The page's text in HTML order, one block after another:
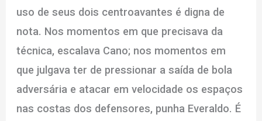
uso de seus dois centroavantes é digna de
nota. Nos momentos em que precisava da
técnica, escalava Cano; nos momentos em
que julgava ter de pressionar a saída de bola
adversária e atacar em velocidade os espaços
nas costas dos defensores, punha Everaldo. É